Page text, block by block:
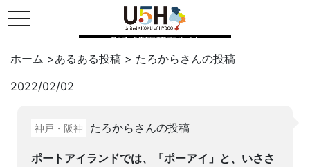
toggle navigation
県公式・兵庫五国連邦プロジェクト
ホーム >あるある投稿 > たろから さんの投稿
2022/02/02
神戸・阪神 たろからさんの投稿
ポートアイランドでは、「ポーアイ」と、いささ